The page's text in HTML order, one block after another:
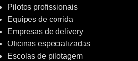
Pilotos profissionais
Equipes de corrida
Empresas de delivery
Oficinas especializadas
Escolas de pilotagem